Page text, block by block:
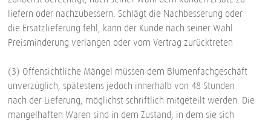
liefern oder nachzubessern. Schlägt die Nachbesserung oder
die Ersatzlieferung fehl, kann der Kunde nach seiner Wahl
Preisminderung verlangen oder vom Vertrag zurücktreten
(3) Offensichtliche Mängel müssen dem Blumenfachgeschäft
unverzüglich, spätestens jedoch innerhalb von 48 Stunden
nach der Lieferung, möglichst schriftlich mitgeteilt werden. Die
mangelhaften Waren sind in dem Zustand, in dem sie sich